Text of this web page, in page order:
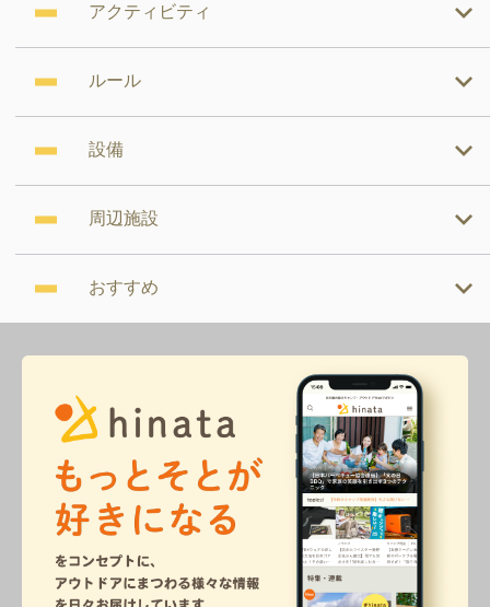
アクティビティ
ルール
設備
周辺施設
おすすめ